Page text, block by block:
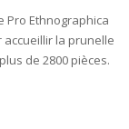
Pro Ethnographica
la prunelle
de 2800 pièces.